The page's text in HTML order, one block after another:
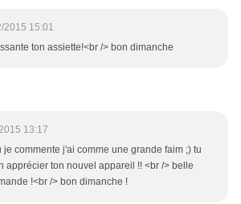
2015 15:01
ton assiette!<br /> bon dimanche
13:17
je commente j'ai comme une grande faim ;) tu
apprécier ton nouvel appareil !! <br /> belle
!<br /> bon dimanche !